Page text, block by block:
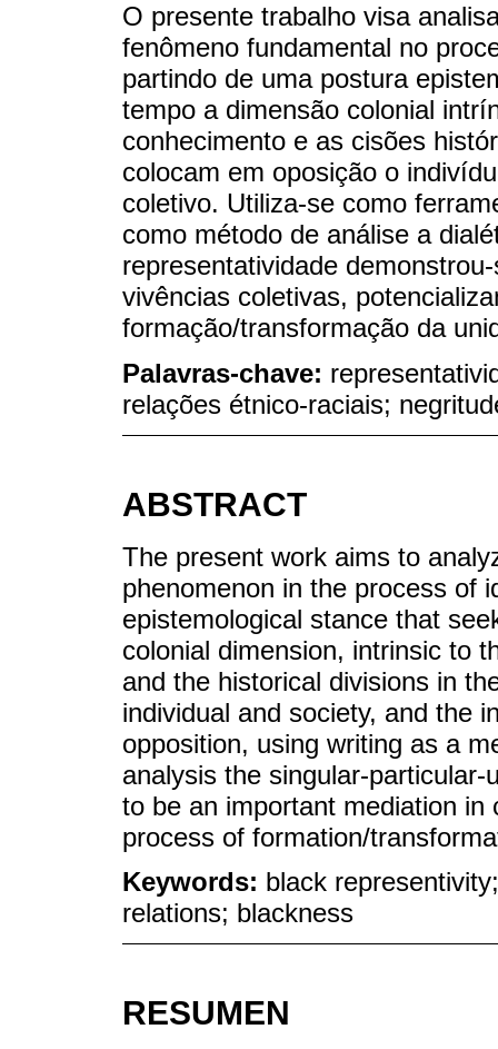
O presente trabalho visa
fenômeno fundamental no
partindo de uma postura
tempo a dimensão colonial
conhecimento e as cisões
colocam em oposição o
coletivo. Utiliza-se como
como método de análise a
representatividade
vivências coletivas,
formação/transformação da
Palavras-chave:
relações étnico-raciais;
ABSTRACT
The present work aims to
phenomenon in the process of
epistemological stance that
colonial dimension, intrinsic to
and the historical divisions in
individual and society, and the
opposition, using writing as a
analysis the singular-
to be an important mediation in
process of formation/
Keywords: black
relations; blackness
RESUMEN